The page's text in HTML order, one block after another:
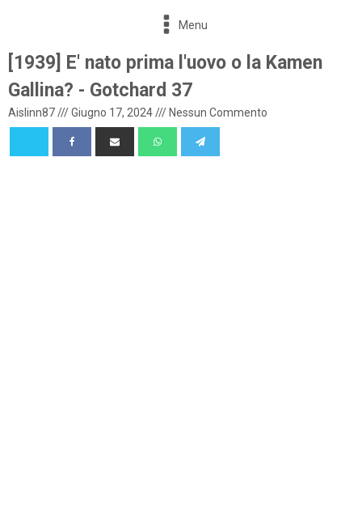
Menu
[1939] E' nato prima l'uovo o la Kamen
Gallina? - Gotchard 37
Aislinn87///Giugno 17, 2024/// Nessun Commento